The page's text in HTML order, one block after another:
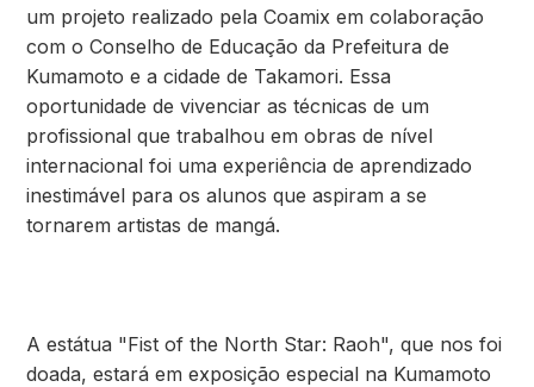
um projeto realizado pela Coamix em colaboração
com o Conselho de Educação da Prefeitura de
Kumamoto e a cidade de Takamori. Essa
oportunidade de vivenciar as técnicas de um
profissional que trabalhou em obras de nível
internacional foi uma experiência de aprendizado
inestimável para os alunos que aspiram a se
tornarem artistas de mangá.
A estátua "Fist of the North Star: Raoh", que nos foi
doada, estará em exposição especial na Kumamoto